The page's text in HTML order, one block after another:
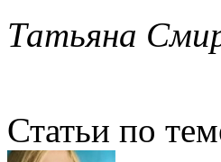
Татьяна
Статьи по